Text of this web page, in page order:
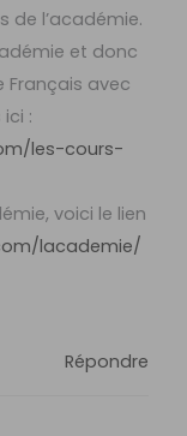
de l’académie.
et donc
Français avec
:
les-cours-
voici le lien
lacademie/
Répondre